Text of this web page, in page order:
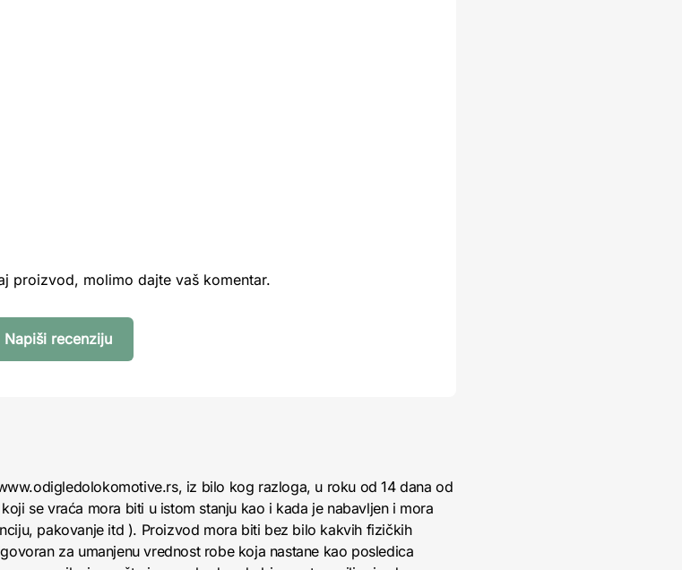
proizvod, molimo dajte vaš komentar.
Napiši recenziju
iz bilo kog razloga, u roku od 14 dana od
se vraća mora biti u istom stanju kao i kada je nabavljen i mora
pakovanje itd ). Proizvod mora biti bez bilo kakvih fizičkih
za umanjenu vrednost robe koja nastane kao posledica